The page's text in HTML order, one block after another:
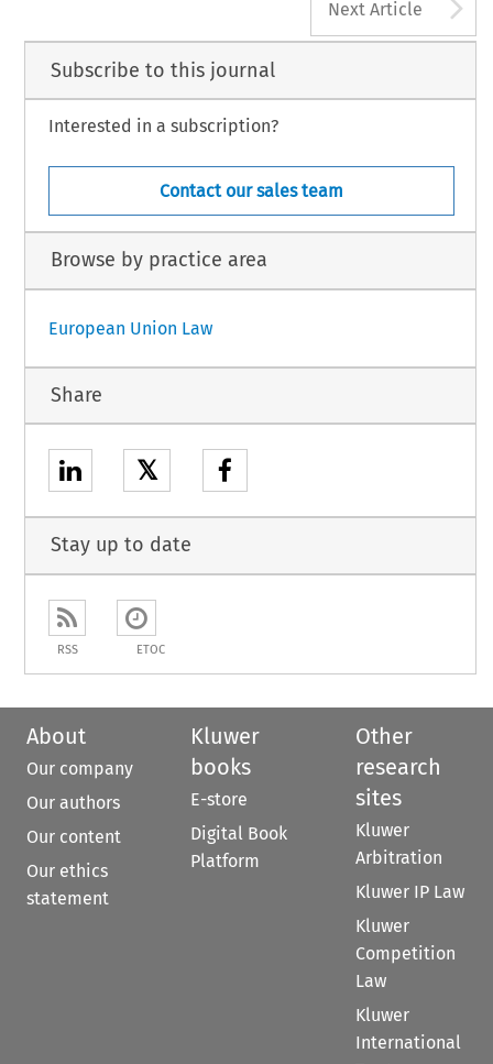
Next Article
Subscribe to this journal
Interested in a subscription?
Contact our sales team
Browse by practice area
European Union Law
Share
𝕏
Stay up to date
RSS ETOC
About
Our company
Our authors
Our content
Our ethics
statement
Kluwer
books
E-store
Digital Book
Platform
Other
research
sites
Kluwer
Arbitration
Kluwer IP Law
Kluwer
Competition
Law
Kluwer
International